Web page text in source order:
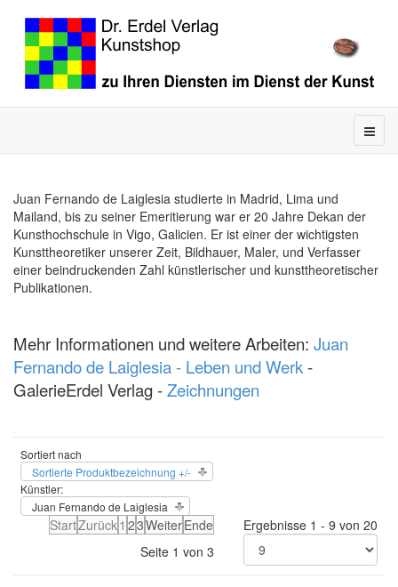
Juan Fernando de Laiglesia studierte in Madrid, Lima und
Mailand, bis zu seiner Emeritierung war er 20 Jahre Dekan der
Kunsthochschule in Vigo, Galicien. Er ist einer der wichtigsten
Kunsttheoretiker unserer Zeit, Bildhauer, Maler, und Verfasser
einer beindruckenden Zahl künstlerischer und kunsttheoretischer
Publikationen.
Mehr Informationen und weitere Arbeiten: Juan
Fernando de Laiglesia - Leben und Werk-
GalerieErdel Verlag -Zeichnungen
Sortiert nach
Sortierte Produktbezeichnung +/-
Künstler:
Juan Fernando de Laiglesia
StartZurück1 23WeiterEnde
Seite 1 von 3
Ergebnisse 1 - 9 von 20